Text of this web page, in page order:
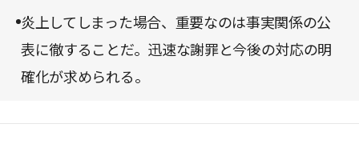
炎上してしまった場合、重要なのは事実関係の公
表に徹することだ。迅速な謝罪と今後の対応の明
確化が求められる。